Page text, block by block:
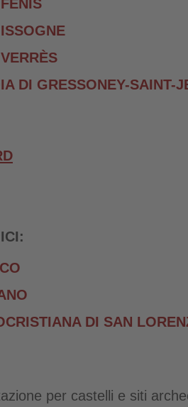
DI GRESSONEY-SAINT-
DI SAN
per castelli e siti